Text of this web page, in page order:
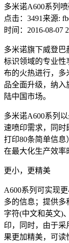
多米诺A600系列
点击：3491 来源:
时间：2016-08-07
多米诺旗下威登
标识领域的专业性
布的火热进行，多
品全面升级，纳
陆中国市场。
多米诺A600系列
速喷印需求，同时
打印80条简单信
在最大化生产效率
更小，更精美
A600系列可实现
多的信息；提供多
字符(中文和英文)
印，同时，由于
果更加精美，可读